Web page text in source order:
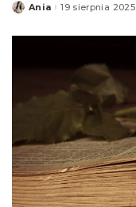
Posted
Ania 19 sierpnia 2025